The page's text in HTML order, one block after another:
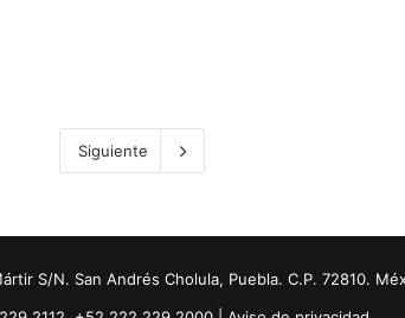
Siguiente
S/N. San Andrés Cholula, Puebla. C.P. 72810.